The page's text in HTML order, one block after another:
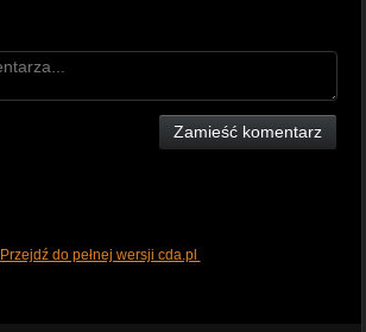
Zamieść komentarz
Przejdź do pełnej wersji cda.pl